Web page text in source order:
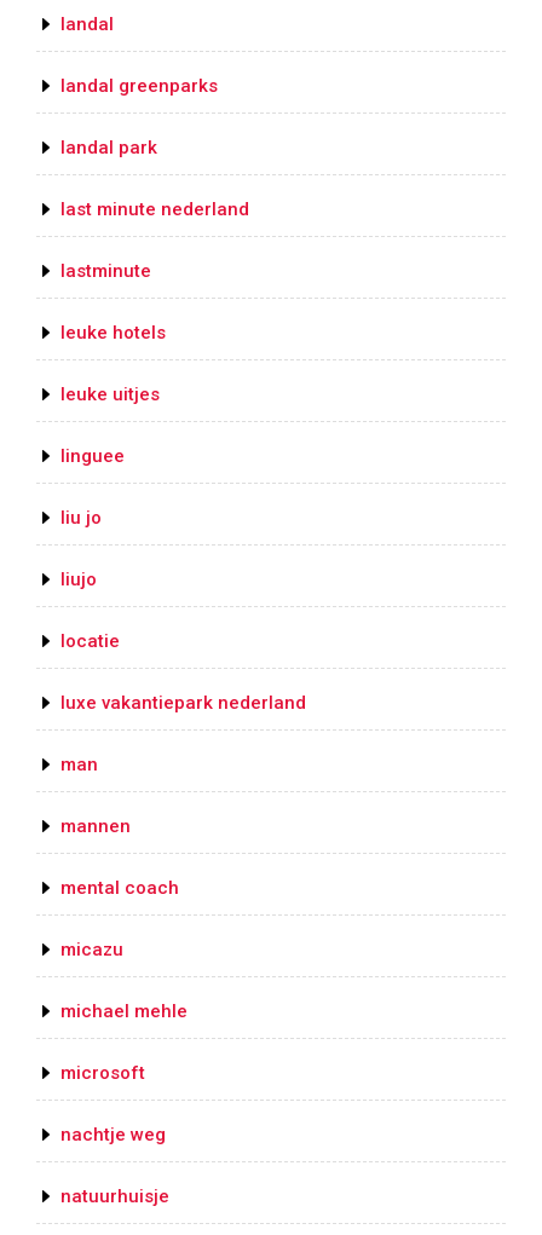
landal
landal greenparks
landal park
last minute nederland
lastminute
leuke hotels
leuke uitjes
linguee
liu jo
liujo
locatie
luxe vakantiepark nederland
man
mannen
mental coach
micazu
michael mehle
microsoft
nachtje weg
natuurhuisje